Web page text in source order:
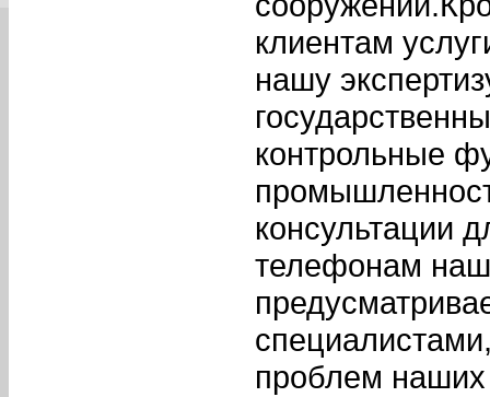
клиентам
нашу
контрольные
консультации
телефонам
проблем наших